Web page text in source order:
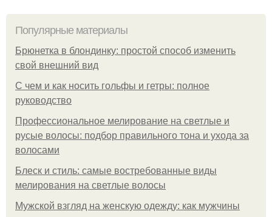
Популярные материалы
Брюнетка в блондинку: простой способ изменить
свой внешний вид
С чем и как носить гольфы и гетры: полное
руководство
Профессиональное мелирование на светлые и
русые волосы: подбор правильного тона и ухода за
волосами
Блеск и стиль: самые востребованные виды
мелирования на светлые волосы
Мужской взгляд на женскую одежду: как мужчины